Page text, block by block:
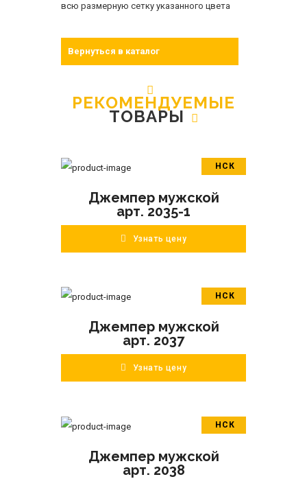
всю размерную сетку указанного цвета
Вернуться в каталог
РЕКОМЕНДУЕМЫЕ
ТОВАРЫ
НСК
ПОДРОБНЕЕ
Джемпер мужской
арт. 2035-1
Узнать цену
НСК
ПОДРОБНЕЕ
Джемпер мужской
арт. 2037
Узнать цену
НСК
ПОДРОБНЕЕ
Джемпер мужской
арт. 2038